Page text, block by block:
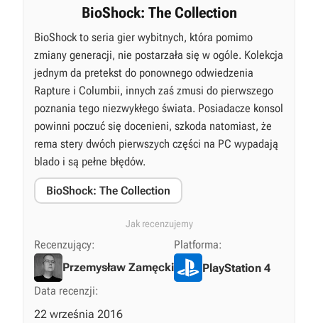
BioShock: The Collection
BioShock to seria gier wybitnych, która pomimo
zmiany generacji, nie postarzała się w ogóle. Kolekcja
jednym da pretekst do ponownego odwiedzenia
Rapture i Columbii, innych zaś zmusi do pierwszego
poznania tego niezwykłego świata. Posiadacze konsol
powinni poczuć się docenieni, szkoda natomiast, że
rema stery dwóch pierwszych części na PC wypadają
blado i są pełne błędów.
BioShock: The Collection
Jak recenzujemy
Recenzujący:
Przemysław Zamęcki
Platforma:
PlayStation 4
Data recenzji:
22 września 2016